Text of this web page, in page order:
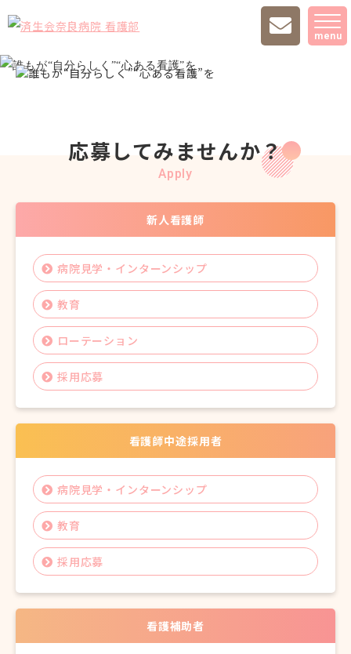
menu
応募してみませんか？
Apply
新人看護師
病院見学・インターンシップ
教育
ローテーション
採用応募
看護師中途採用者
病院見学・インターンシップ
教育
採用応募
看護補助者